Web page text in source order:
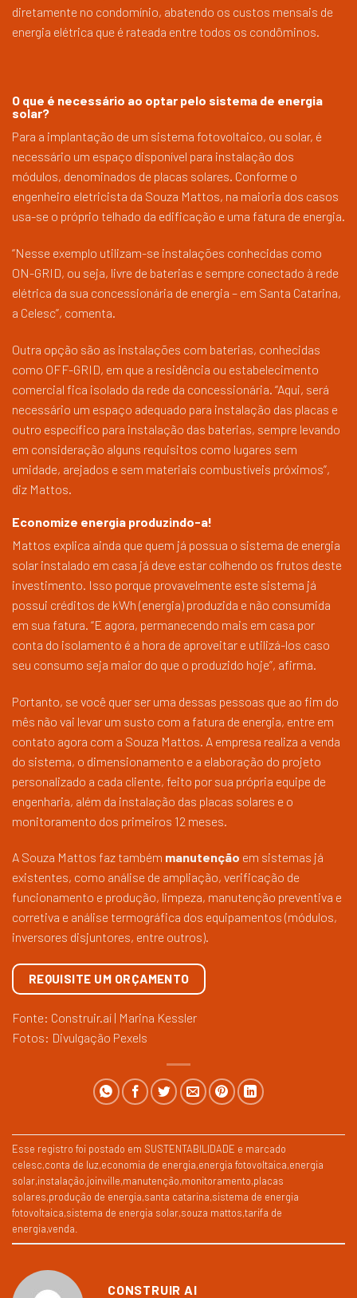
diretamente no condomínio, abatendo os custos mensais de
energia elétrica que é rateada entre todos os condôminos.
O que é necessário ao optar pelo sistema de energia
solar?
Para a implantação de um sistema fotovoltaico, ou solar, é
necessário um espaço disponível para instalação dos
módulos, denominados de placas solares. Conforme o
engenheiro eletricista da Souza Mattos, na maioria dos casos
usa-se o próprio telhado da edificação e uma fatura de energia.
“Nesse exemplo utilizam-se instalações conhecidas como
ON-GRID, ou seja, livre de baterias e sempre conectado à rede
elétrica da sua concessionária de energia – em Santa Catarina,
a Celesc”, comenta.
Outra opção são as instalações com baterias, conhecidas
como OFF-GRID, em que a residência ou estabelecimento
comercial fica isolado da rede da concessionária. “Aqui, será
necessário um espaço adequado para instalação das placas e
outro específico para instalação das baterias, sempre levando
em consideração alguns requisitos como lugares sem
umidade, arejados e sem materiais combustíveis próximos”,
diz Mattos.
Economize energia produzindo-a!
Mattos explica ainda que quem já possua o sistema de energia
solar instalado em casa já deve estar colhendo os frutos deste
investimento. Isso porque provavelmente este sistema já
possui créditos de kWh (energia) produzida e não consumida
em sua fatura. “E agora, permanecendo mais em casa por
conta do isolamento é a hora de aproveitar e utilizá-los caso
seu consumo seja maior do que o produzido hoje”, afirma.
Portanto, se você quer ser uma dessas pessoas que ao fim do
mês não vai levar um susto com a fatura de energia, entre em
contato agora com a Souza Mattos. A empresa realiza a venda
do sistema, o dimensionamento e a elaboração do projeto
personalizado a cada cliente, feito por sua própria equipe de
engenharia, além da instalação das placas solares e o
monitoramento dos primeiros 12 meses.
A Souza Mattos faz também manutenção em sistemas já
existentes, como análise de ampliação, verificação de
funcionamento e produção, limpeza, manutenção preventiva e
corretiva e análise termográfica dos equipamentos (módulos,
inversores disjuntores, entre outros).
REQUISITE UM ORÇAMENTO
Fonte: Construir.aí | Marina Kessler
Fotos: Divulgação Pexels
Esse registro foi postado em SUSTENTABILIDADE e marcado
celesc,conta de luz,economia de energia,energia fotovoltaica,energia
solar,instalação,joinville,manutenção,monitoramento,placas
solares,produção de energia,santa catarina,sistema de energia
fotovoltaica,sistema de energia solar,souza mattos,tarifa de
energia,venda
CONSTRUIR AI